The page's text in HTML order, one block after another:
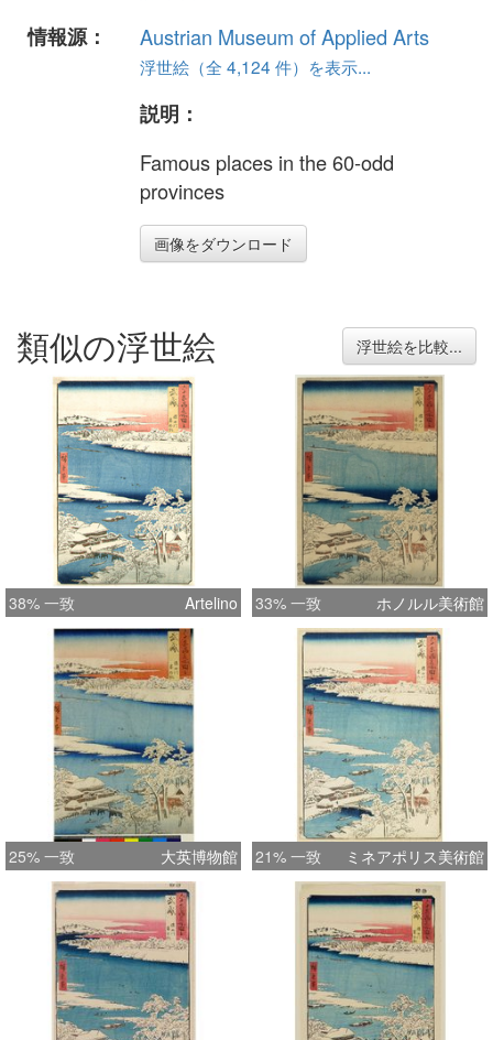
情報源：
Austrian Museum of Applied Arts
浮世絵（全 4,124 件）を表示...
説明：
Famous places in the 60-odd
provinces
画像をダウンロード
類似の浮世絵 浮世絵を比較...
38% 一致 Artelino 33% 一致 ホノルル美術館
25% 一致 大英博物館 21% 一致 ミネアポリス美術館